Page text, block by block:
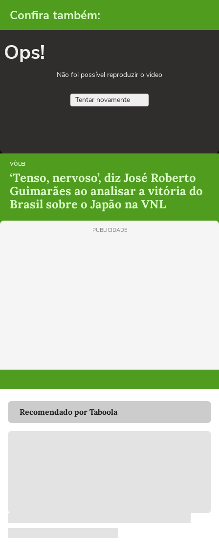
Confira também:
Ops!
Não foi possível reproduzir o vídeo
Tentar novamente
VÔLEI
‘Tenso, nervoso’, diz José Roberto
Guimarães ao analisar a vitória do
Brasil sobre o Japão na VNL
PUBLICIDADE
Recomendado por Taboola